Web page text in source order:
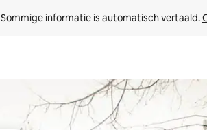
Sommige informatie is automatisch vertaald.